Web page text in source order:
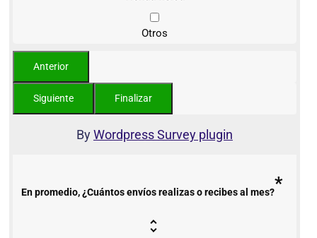
Otros
ByWordpress Survey plugin
En promedio, ¿Cuántos envíos realizas o recibes al mes?*